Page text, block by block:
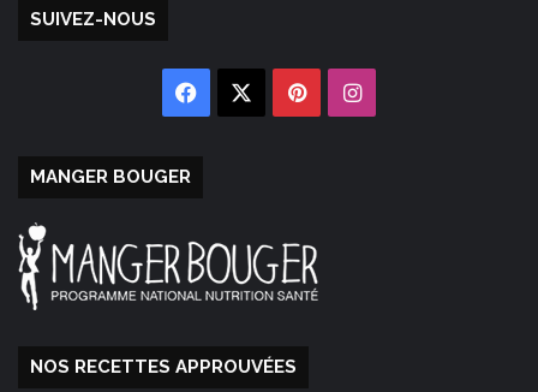
SUIVEZ-NOUS
Facebook PinterestInstagram
MANGER BOUGER
NOS RECETTES APPROUVÉES